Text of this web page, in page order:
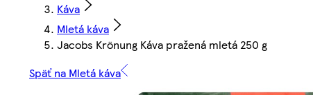
Káva
Mletá káva
Jacobs Krönung Káva pražená mletá 250 g
Späť na Mletá káva